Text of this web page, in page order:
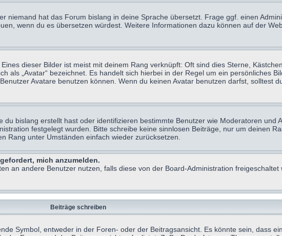
niemand hat das Forum bislang in deine Sprache übersetzt. Frage ggf. einen
wenn du es übersetzen würdest. Weitere Informationen dazu können auf der
dieser Bilder ist meist mit deinem Rang verknüpft: Oft sind dies Sterne,
als „Avatar“ bezeichnet. Es handelt sich hierbei in der Regel um ein persönliches
Avatare benutzen können. Wenn du keinen Avatar benutzen darfst, solltest
bislang erstellt hast oder identifizieren bestimmte Benutzer wie Moderatoren und
festgelegt wurden. Bitte schreibe keine sinnlosen Beiträge, nur um deinen
Rang unter Umständen einfach wieder zurücksetzen.
mich anzumelden.
an andere Benutzer nutzen, falls diese von der Board-Administration
Beiträge schreiben
Symbol, entweder in der Foren- oder der Beitragsansicht. Es könnte sein, dass